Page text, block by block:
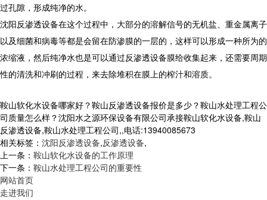
过孔隙，形成纯净的水。
沈阳反渗透设备在这个过程中，大部分的溶解信号的无机盐、重金属离子
以及细菌和病毒等都是会留在防渗膜的一层的，这样可以形成一种所为的
浓缩液，然后纯净水也是可以通过反渗透设备膜给收集起来，还需要周期
性的清洗和冲刷的过程，来去除堆积在膜上的榨汁和溶质。
鞍山软化水设备哪家好？鞍山反渗透设备报价是多少？鞍山水处理工程公
司质量怎么样？沈阳水之源环保设备有限公司承接鞍山软化水设备,鞍山
反渗透设备,鞍山水处理工程公司,,电话:13940085673
相关标签： 沈阳反渗透设备,反渗透设备,
上一条： 鞍山软化水设备的工作原理
下一条： 鞍山水处理工程公司的重要性
网站首页
走进我们